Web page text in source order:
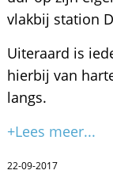
vlakbij station
Uiteraard is
hierbij van
langs.
+Lees meer...
22-09-2017